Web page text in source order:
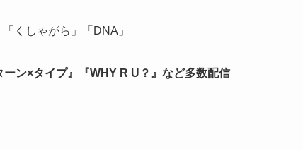
くしゃがら」「DNA」
ン×タイプ』『WHY R U？』など多数配信